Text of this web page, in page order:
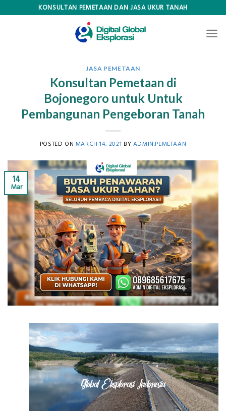
KONSULTAN PEMETAAN DAN JASA UKUR TANAH
JASA PEMETAAN
Konsultan Pemetaan di
Bojonegoro untuk Untuk
Pembangunan Pengeboran Tanah
POSTED ON MARCH 14, 2021 BY ADMIN.PEMETAAN
14
Mar